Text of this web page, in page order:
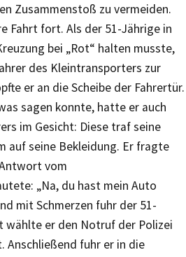
Zusammenstoß zu vermeiden.
Fahrt fort. Als der 51-Jährige in
bei „Rot“ halten musste,
des Kleintransporters zur
er an die Scheibe der Fahrertür.
sagen konnte, hatte er auch
im Gesicht: Diese traf seine
auf seine Bekleidung. Er fragte
vom
„Na, du hast mein Auto
mit Schmerzen fuhr der 51-
wählte er den Notruf der Polizei
Anschließend fuhr er in die